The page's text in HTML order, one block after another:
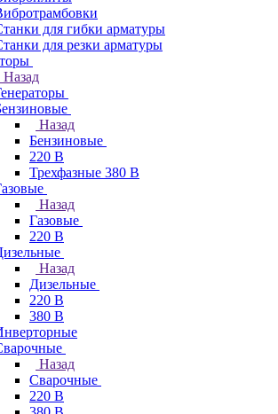
для гибки арматуры
для резки арматуры
Назад
Назад
Бензиновые
220 В
Трехфазные 380 В
Назад
Газовые
220 В
Назад
Дизельные
220 В
380 В
Назад
Сварочные
220 В